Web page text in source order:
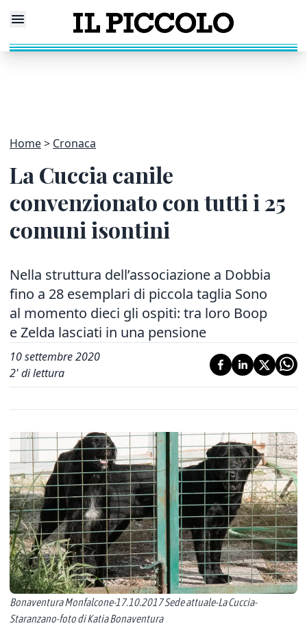
Home Cronaca
La Cuccia canile
convenzionato con tutti i 25
comuni isontini
Nella struttura dell’associazione a Dobbia
fino a 28 esemplari di piccola taglia Sono
al momento dieci gli ospiti: tra loro Boop
e Zelda lasciati in una pensione
10 settembre 2020
2' di lettura
Bonaventura Monfalcone-17.10.2017 Sede attuale-La Cuccia-
Staranzano-foto di Katia Bonaventura